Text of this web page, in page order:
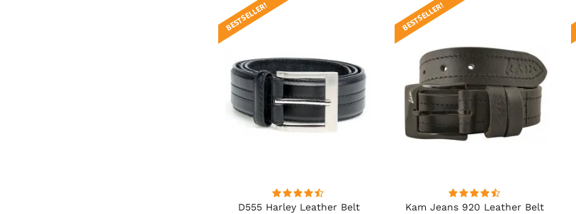
D555 Harley Leather Belt
BESTSELLER!
Kam Jeans 920 Leather Belt
BESTSELLER!